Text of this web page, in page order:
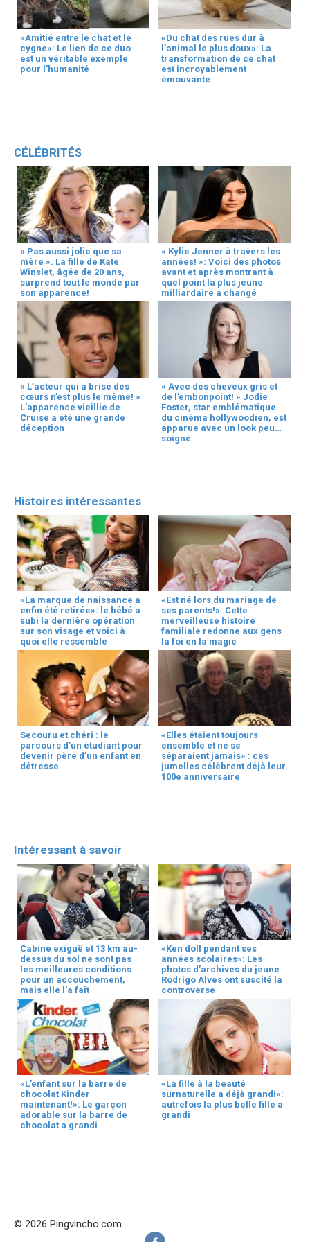
«Amitié entre le chat et le
cygne»: Le lien de ce duo
est un véritable exemple
pour l’humanité
«Du chat des rues dur à
l’animal le plus doux»: La
transformation de ce chat
est incroyablement
émouvante
CÉLÉBRITÉS
« Pas aussi jolie que sa
mère ». La fille de Kate
Winslet, âgée de 20 ans,
surprend tout le monde par
son apparence!
« Kylie Jenner à travers les
années! »: Voici des photos
avant et après montrant à
quel point la plus jeune
milliardaire a changé
« L’acteur qui a brisé des
cœurs n’est plus le même! »
L’apparence vieillie de
Cruise a été une grande
déception
« Avec des cheveux gris et
de l’embonpoint! » Jodie
Foster, star emblématique
du cinéma hollywoodien, est
apparue avec un look peu
soigné
Histoires intéressantes
«La marque de naissance a
enfin été retirée»: le bébé a
subi la dernière opération
sur son visage et voici à
quoi elle ressemble
«Est né lors du mariage de
ses parents!»: Cette
merveilleuse histoire
familiale redonne aux gens
la foi en la magie
Secouru et chéri : le
parcours d’un étudiant pour
devenir père d’un enfant en
détresse
«Elles étaient toujours
ensemble et ne se
séparaient jamais» : ces
jumelles célèbrent déjà leur
100e anniversaire
Intéressant à savoir
Cabine exiguë et 13 km au-
dessus du sol ne sont pas
les meilleures conditions
pour un accouchement,
mais elle l’a fait
«Ken doll pendant ses
années scolaires»: Les
photos d’archives du jeune
Rodrigo Alves ont suscité la
controverse
«L’enfant sur la barre de
chocolat Kinder
maintenant!»: Le garçon
adorable sur la barre de
chocolat a grandi
«La fille à la beauté
surnaturelle a déjà grandi»:
autrefois la plus belle fille a
grandi
© 2026 Pingvincho.com